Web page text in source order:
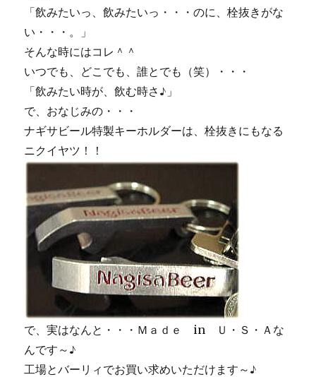
「飲みたいっ、飲みたいっ・・・のに、栓抜きがな
い・・・。」
そんな時にはコレ＾＾
いつでも、どこでも、誰とでも（笑）・・・
「飲みたい時が、飲む時さ♪」
で、おなじみの・・・
ナギサビール特製キーホルダーは、栓抜きにもなる
ニクイヤツ！！
で、実はなんと・・・Ｍａｄｅ in Ｕ・Ｓ・Ａな
んです～♪
工場とバーリィでお買い求めいただけます～♪